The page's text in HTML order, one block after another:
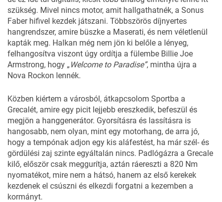
szükség. Mivel nincs motor, amit hallgathatnék, a Sonus
Faber hifivel kezdek játszani. Többszörös díjnyertes
hangrendszer, amire büszke a Maserati, és nem véletlenül
kapták meg. Halkan még nem jön ki belőle a lényeg,
felhangosítva viszont úgy ordítja a fülembe Billie Joe
Armstrong, hogy „ Welcome to Paradise”, mintha újra a
Nova Rockon lennék.
Közben kiértem a városból, átkapcsolom Sportba a
Grecalét, amire egy picit lejjebb ereszkedik, befeszül és
megjön a hanggenerátor. Gyorsításra és lassításra is
hangosabb, nem olyan, mint egy motorhang, de arra jó,
hogy a tempónak adjon egy kis aláfestést, ha már szél- és
gördülési zaj szinte egyáltalán nincs. Padlógázra a Grecale
kilő, először csak meggurítja, aztán ráereszti a 820 Nm
nyomatékot, mire nem a hátsó, hanem az első kerekek
kezdenek el csúszni és elkezdi forgatni a kezemben a
kormányt.